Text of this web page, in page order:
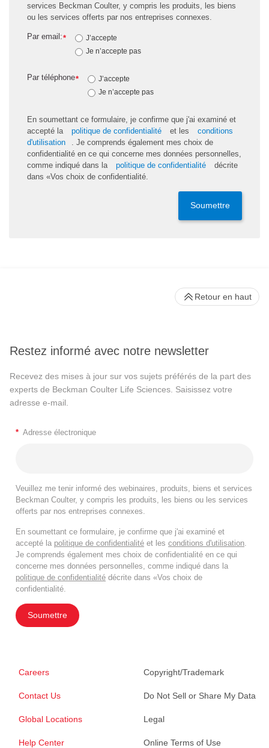
services Beckman Coulter, y compris les produits, les biens
ou les services offerts par nos entreprises connexes.
*
Par email:
J’accepte
Je n’accepte pas
*
Par téléphone
J’accepte
Je n’accepte pas
En soumettant ce formulaire, je confirme que j'ai examiné et
accepté la
politique de confidentialité et les
conditions
d'utilisation
. Je comprends également mes choix de
confidentialité en ce qui concerne mes données personnelles,
comme indiqué dans la
politique de confidentialité
décrite
dans «Vos choix de confidentialité.
Soumettre
Restez informé avec notre newsletter
Recevez des mises à jour sur vos sujets préférés de la part des
experts de Beckman Coulter Life Sciences. Saisissez votre
adresse e-mail.
* Adresse électronique
Veuillez me tenir informé des webinaires, produits, biens et services
Beckman Coulter, y compris les produits, les biens ou les services
offerts par nos entreprises connexes.
En soumettant ce formulaire, je confirme que j'ai examiné et
accepté la politique de confidentialité et les conditions d'utilisation
Je comprends également mes choix de confidentialité en ce qui
concerne mes données personnelles, comme indiqué dans la
politique de confidentialité décrite dans «Vos choix de
confidentialité.
Soumettre
Careers
Contact Us
Global Locations
Help Center
Copyright/Trademark
Do Not Sell or Share My Data
Legal
Online Terms of Use
Retour en haut